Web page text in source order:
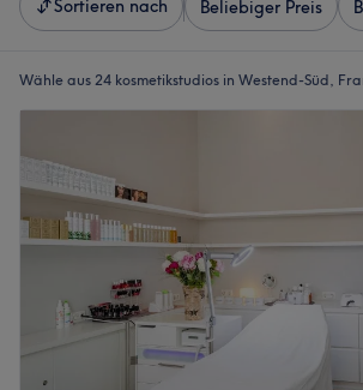
Sortieren nach Beliebiger Preis
Wähle aus 24 kosmetikstudios in Westend-Süd,